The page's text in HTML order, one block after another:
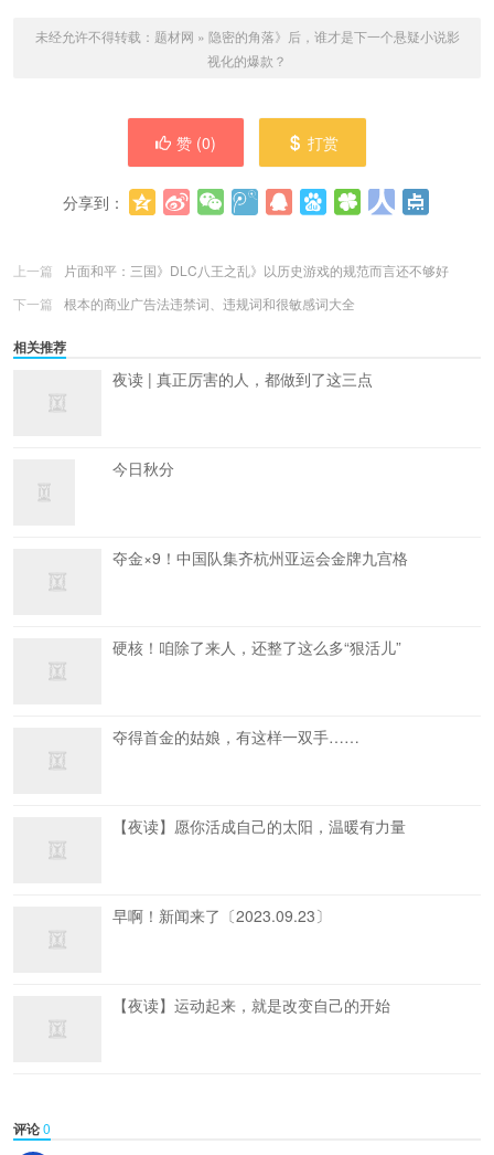
未经允许不得转载： 题材网 » 隐密的角落》后，谁才是下一个悬疑小说影
视化的爆款？
赞 (0) 打赏
分享到：
上一篇
片面和平：三国》DLC八王之乱》以历史游戏的规范而言还不够好
下一篇
根本的商业广告法违禁词、违规词和很敏感词大全
相关推荐
夜读 | 真正厉害的人，都做到了这三点
今日秋分
夺金×9！中国队集齐杭州亚运会金牌九宫格
硬核！咱除了来人，还整了这么多“狠活儿”
夺得首金的姑娘，有这样一双手……
【夜读】愿你活成自己的太阳，温暖有力量
早啊！新闻来了〔2023.09.23〕
【夜读】运动起来，就是改变自己的开始
评论0